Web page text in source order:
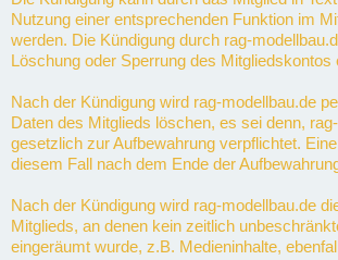
Nutzung einer entsprechenden Funktion im
werden. Die Kündigung durch rag-
Löschung oder Sperrung des Mitgliedskontos
Nach der Kündigung wird rag-modellbau.de
Daten des Mitglieds löschen, es sei denn,
gesetzlich zur Aufbewahrung verpflichtet.
diesem Fall nach dem Ende der
Nach der Kündigung wird rag-modellbau.de
Mitglieds, an denen kein zeitlich
eingeräumt wurde, z.B. Medieninhalte,